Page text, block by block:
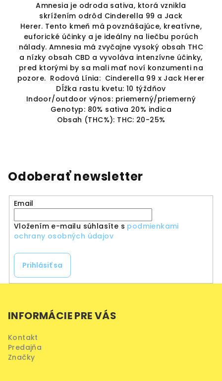
Amnesia je odroda sativa, ktorá vznikla
skrížením odrôd Cinderella 99 a Jack
Herer. Tento kmeň má povznášajúce, kreatívne,
euforické účinky a je ideálny na liečbu porúch
nálady. Amnesia má zvyčajne vysoký obsah THC
a nízky obsah CBD a vyvoláva intenzívne účinky,
pred ktorými by sa mali mať noví konzumenti na
pozore. Rodová Línia: Cinderella 99 x Jack Herer
Dĺžka rastu kvetu: 10 týždňov
Indoor/outdoor výnos: priemerný/priemerný
Genotyp: 80% sativa 20% indica
Obsah (THC%): THC: 20-25%
Odoberať newsletter
Email
Vložením e-mailu súhlasíte s podmienkami
ochrany osobných údajov
Prihlásiť sa
INFORMÁCIE PRE VÁS
Kontakt
Predajňa
Značky